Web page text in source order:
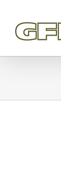
content